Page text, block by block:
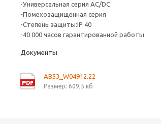
-Универсальная серия AC/DC
-Помехозащищенная серия
-Степень защиты:IP 40
-40 000 часов гарантированной работы
Документы
AB53_W04912.22
Размер: 609,5 кб